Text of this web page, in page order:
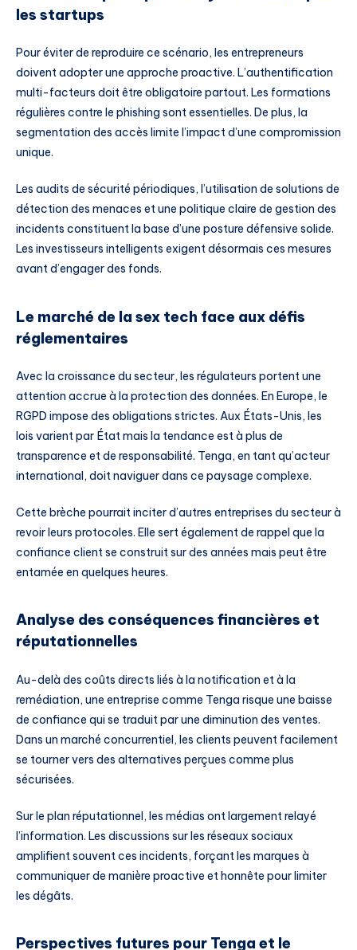
les startups
Pour éviter de reproduire ce scénario, les entrepreneurs
doivent adopter une approche proactive. L’authentification
multi-facteurs doit être obligatoire partout. Les formations
régulières contre le phishing sont essentielles. De plus, la
segmentation des accès limite l’impact d’une compromission
unique.
Les audits de sécurité périodiques, l’utilisation de solutions de
détection des menaces et une politique claire de gestion des
incidents constituent la base d’une posture défensive solide.
Les investisseurs intelligents exigent désormais ces mesures
avant d’engager des fonds.
Le marché de la sex tech face aux défis
réglementaires
Avec la croissance du secteur, les régulateurs portent une
attention accrue à la protection des données. En Europe, le
RGPD impose des obligations strictes. Aux États-Unis, les
lois varient par État mais la tendance est à plus de
transparence et de responsabilité. Tenga, en tant qu’acteur
international, doit naviguer dans ce paysage complexe.
Cette brèche pourrait inciter d’autres entreprises du secteur à
revoir leurs protocoles. Elle sert également de rappel que la
confiance client se construit sur des années mais peut être
entamée en quelques heures.
Analyse des conséquences financières et
réputationnelles
Au-delà des coûts directs liés à la notification et à la
remédiation, une entreprise comme Tenga risque une baisse
de confiance qui se traduit par une diminution des ventes.
Dans un marché concurrentiel, les clients peuvent facilement
se tourner vers des alternatives perçues comme plus
sécurisées.
Sur le plan réputationnel, les médias ont largement relayé
l’information. Les discussions sur les réseaux sociaux
amplifient souvent ces incidents, forçant les marques à
communiquer de manière proactive et honnête pour limiter
les dégâts.
Perspectives futures pour Tenga et le